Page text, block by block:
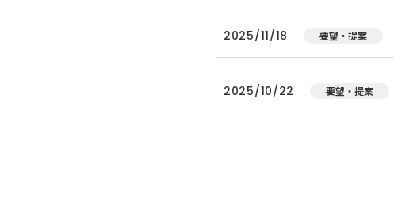
2025/11/18 要望・提案
2025/10/22 要望・提案